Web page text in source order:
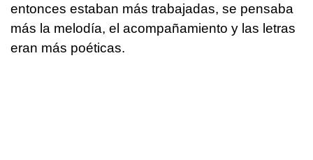
entonces estaban más trabajadas, se pensaba
más la melodía, el acompañamiento y las letras
eran más poéticas.